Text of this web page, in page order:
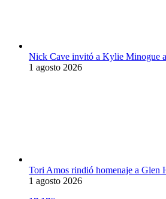
Nick Cave invitó a Kylie Minogue
1 agosto 2026
Tori Amos rindió homenaje a Glen
1 agosto 2026